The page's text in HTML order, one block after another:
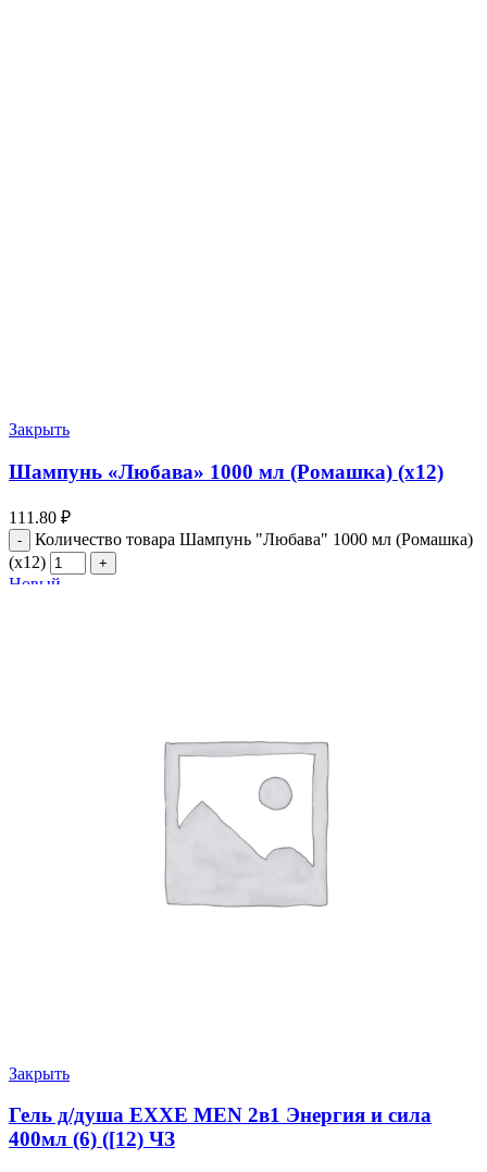
Закрыть
Шампунь «Любава» 1000 мл (Ромашка) (х12)
111.80 ₽
Количество товара Шампунь "Любава" 1000 мл (Ромашка)
(х12)
Новый
Закрыть
Гель д/душа EXXE MEN 2в1 Энергия и сила
400мл (6) ([12) ЧЗ